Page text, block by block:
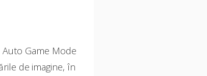
Auto Game Mode
de imagine, în